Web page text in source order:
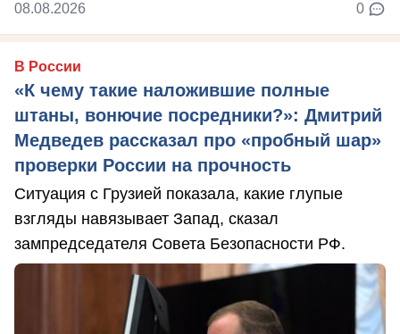
08.08.2026 0
В России
«К чему такие наложившие полные
штаны, вонючие посредники?»: Дмитрий
Медведев рассказал про «пробный шар»
проверки России на прочность
Ситуация с Грузией показала, какие глупые
взгляды навязывает Запад, сказал
зампредседателя Совета Безопасности РФ.